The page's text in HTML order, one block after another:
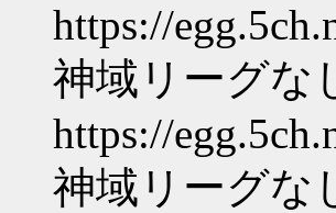
https://
神域リーグな
https://
神域リーグな